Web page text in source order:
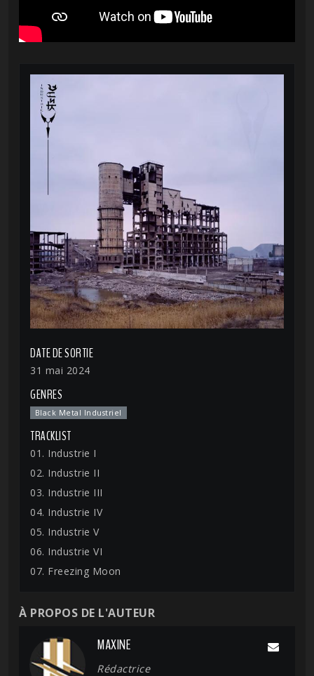
DATE DE SORTIE
31 mai 2024
GENRES
Black Metal Industriel
TRACKLIST
01. Industrie I
02. Industrie II
03. Industrie III
04. Industrie IV
05. Industrie V
06. Industrie VI
07. Freezing Moon
À PROPOS DE L'AUTEUR
MAXINE
Rédactrice